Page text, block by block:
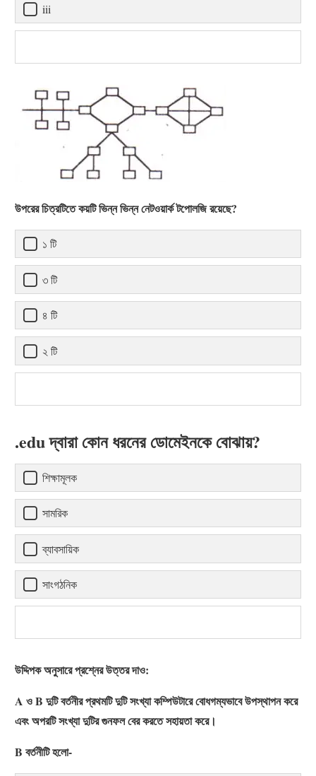
iii
উপরের চিত্রটিতে কয়টি ভিন্ন ভিন্ন নেটওয়ার্ক টপোলজি রয়েছে?
১ টি
৩ টি
৪ টি
২ টি
.edu দ্বারা কোন ধরনের ডোমেইনকে বোঝায়?
শিক্ষামূলক
সামরিক
ব্যাবসায়িক
সাংগঠনিক
উদ্দিপক অনুসারে প্রশ্নের উত্তর দাও:
A ও B দুটি বর্তনীর প্রথমটি দুটি সংখ্যা কম্পিউটারে বোধগম্যভাবে উপস্থাপন করে
এবং অপরটি সংখ্যা দুটির গুনফল বের করতে সহায়তা করে।
B বর্তনীটি হলো-